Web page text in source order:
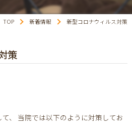
TOP 新着情報 新型コロナウィルス対策
策
、 当院では以下のように対策してお